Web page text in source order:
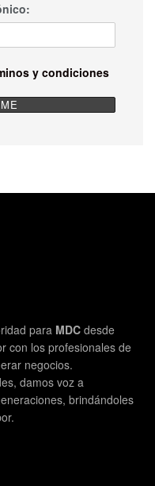
y condiciones
para MDC desde
con los profesionales de
negocios.
damos voz a
brindándoles